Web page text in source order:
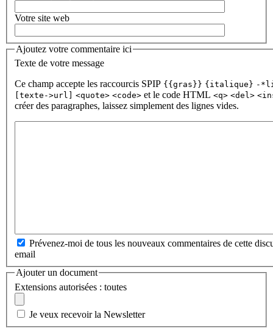
Votre site web
Ajoutez votre commentaire ici
Texte de votre message
Ce champ accepte les raccourcis SPIP {{gras}} {italique} -
[texte->url]
<quote> <code> et le code HTML <q> <del>
créer des paragraphes, laissez simplement des lignes vides.
Prévenez-moi de tous les nouveaux commentaires de cette
email
Ajouter un document
Extensions autorisées : toutes
Je veux recevoir la Newsletter